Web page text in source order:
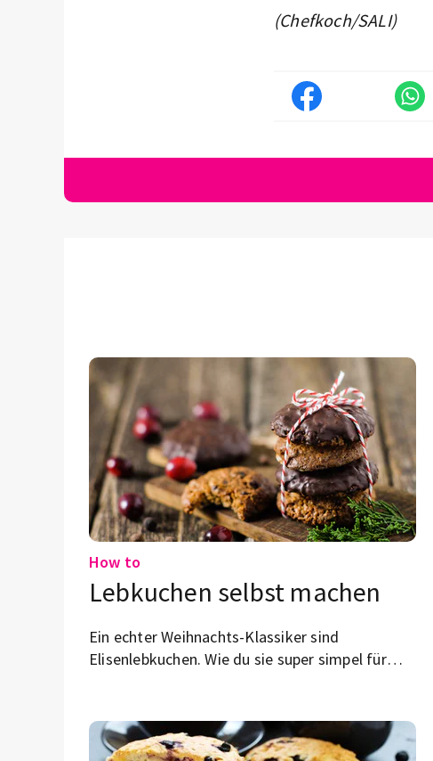
(Chefkoch/SALI)
How to
Lebkuchen selbst machen
Ein echter Weihnachts-Klassiker sind
Elisenlebkuchen. Wie du sie super simpel für